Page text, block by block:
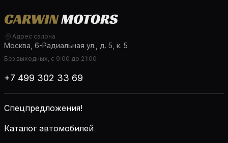
Адрес салона
Москва, 6-Радиальная ул., д. 5, к. 5
Без выходных, с 9:00 до 21:00
+7 499 302 33 69
Спецпредложения!
Каталог автомобилей